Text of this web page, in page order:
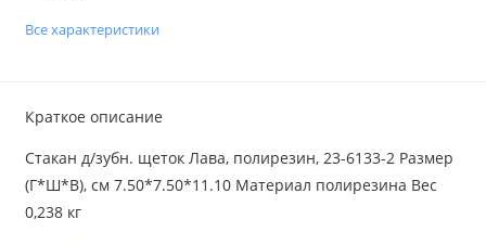
Все характеристики
Краткое описание
Стакан д/зубн. щеток Лава, полирезин, 23-6133-2 Размер
(Г*Ш*В), см 7.50*7.50*11.10 Материал полирезина Вес
0,238 кг